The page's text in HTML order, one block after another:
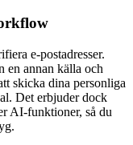
e-postadresser.
en annan källa och
skicka dina personliga
Det erbjuder dock
AI-funktioner, så du